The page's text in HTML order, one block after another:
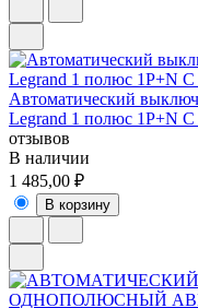
Автоматический
Legrand 1 полюс 1P+N
отзывов
В наличии
1 485,00 ₽
В корзину